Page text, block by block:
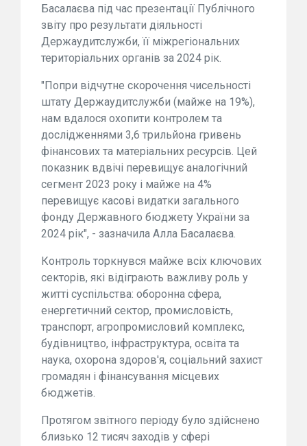
Басалаєва під час презентації Публічного
звіту про результати діяльності
Держаудитслужби, її міжрегіональних
територіальних органів за 2024 рік.
"Попри відчутне скорочення чисельності
штату Держаудитслужби (майже на 19%),
нам вдалося охопити контролем та
дослідженнями 3,6 трильйона гривень
фінансових та матеріальних ресурсів. Цей
показник вдвічі перевищує аналогічний
сегмент 2023 року і майже на 4%
перевищує касові видатки загального
фонду Державного бюджету України за
2024 рік", - зазначила Алла Басалаєва.
Контроль торкнувся майже всіх ключових
секторів, які відіграють важливу роль у
житті суспільства: оборонна сфера,
енергетичний сектор, промисловість,
транспорт, агропромисловий комплекс,
будівництво, інфраструктура, освіта та
наука, охорона здоров'я, соціальний захист
громадян і фінансування місцевих
бюджетів.
Протягом звітного періоду було здійснено
близько 12 тисяч заходів у сфері